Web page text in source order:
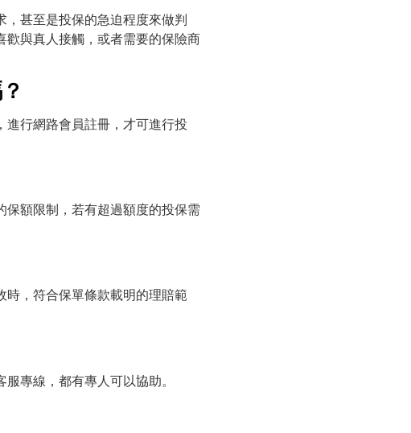
甚至是投保的急迫程度來做判
歡與真人接觸，或者需要的保險商
進行網路會員註冊，才可進行投
額限制，若有超過額度的投保需
時，符合保單條款載明的理賠範
專線，都有專人可以協助。